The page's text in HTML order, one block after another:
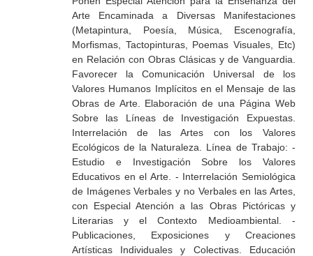
Arte Encaminada a Diversas Manifestaciones
(Metapintura, Poesía, Música, Escenografía,
Morfismas, Tactopinturas, Poemas Visuales, Etc)
en Relación con Obras Clásicas y de Vanguardia.
Favorecer la Comunicación Universal de los
Valores Humanos Implícitos en el Mensaje de las
Obras de Arte. Elaboración de una Página Web
Sobre las Líneas de Investigación Expuestas.
Interrelación de las Artes con los Valores
Ecológicos de la Naturaleza. Línea de Trabajo: -
Estudio e Investigación Sobre los Valores
Educativos en el Arte. - Interrelación Semiológica
de Imágenes Verbales y no Verbales en las Artes,
con Especial Atención a las Obras Pictóricas y
Literarias y el Contexto Medioambiental. -
Publicaciones, Exposiciones y Creaciones
Artísticas Individuales y Colectivas. Educación